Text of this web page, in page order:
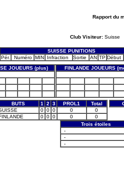
Rapport du
Club Visiteur: Suisse
SUISSE PUNITIONS
Pér.
Numéro MIN Infraction Sortie AN TP Début
JOUEURS (plus)
FINLANDE JOUEURS
BUTS 1 2 3 PROL1
Total
0 0 0 0
0
0 0 0 0 0
Trois étoiles
-
-
-